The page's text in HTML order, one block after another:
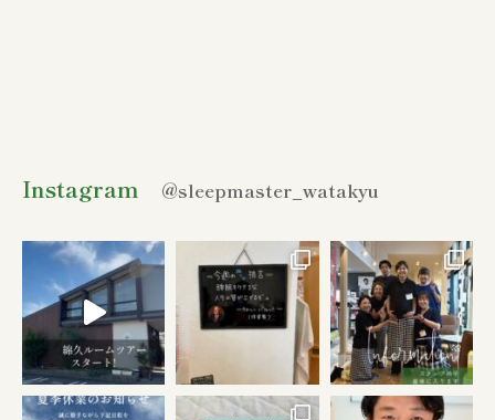
Instagram @sleepmaster_watakyu